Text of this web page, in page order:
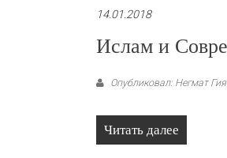
14.01.2018
Ислам и
Опубликовал: Негмат
Читать далее